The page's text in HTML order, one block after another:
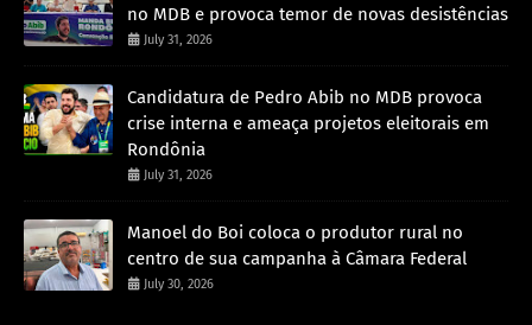
no MDB e provoca temor de novas desistências
July 31, 2026
Candidatura de Pedro Abib no MDB provoca
crise interna e ameaça projetos eleitorais em
Rondônia
July 31, 2026
Manoel do Boi coloca o produtor rural no
centro de sua campanha à Câmara Federal
July 30, 2026